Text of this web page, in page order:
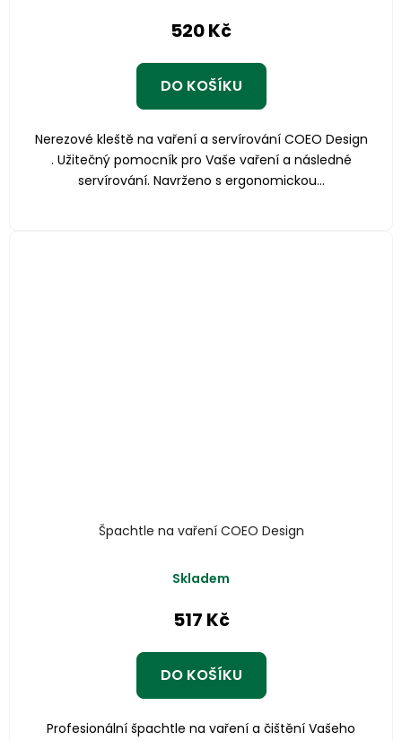
520 Kč
DO KOŠÍKU
Nerezové kleště na vaření a servírování COEO Design
. Užitečný pomocník pro Vaše vaření a následné
servírování. Navrženo s ergonomickou...
Špachtle na vaření COEO Design
Skladem
517 Kč
DO KOŠÍKU
Profesionální špachtle na vaření a čištění Vašeho